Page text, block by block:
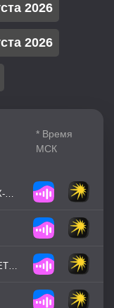
2026
2026
* Время
МСК
KARNA.VAL / SOLDATOV - ВДОХ-ВЫДОХ
ONEREPUBLIC - GIVE ME SOMETHING (FOR ARKNIGHTS ENDFIELD)